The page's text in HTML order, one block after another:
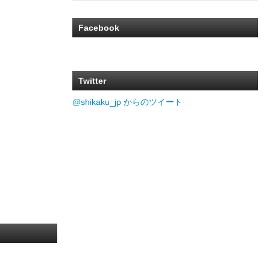
Facebook
Twitter
@shikaku_jp からのツイート